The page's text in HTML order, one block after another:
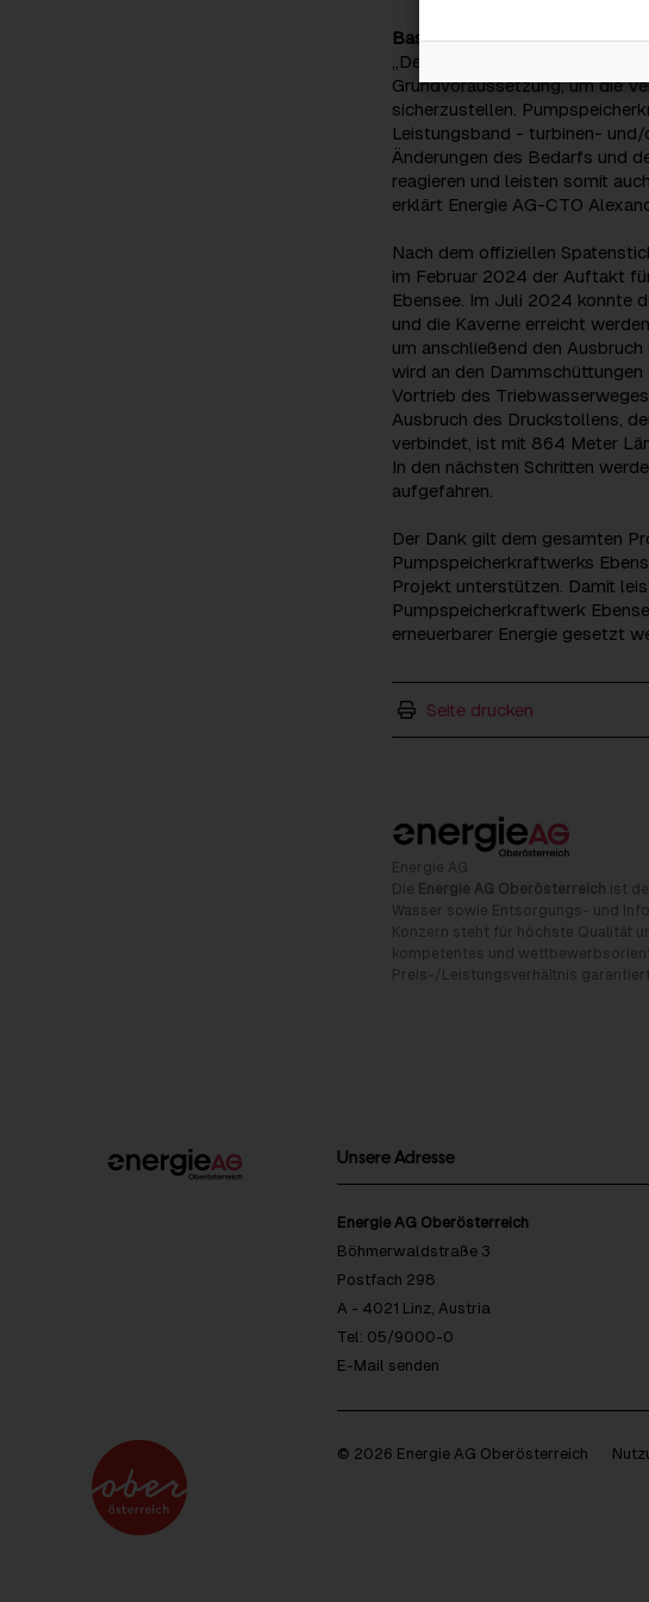
Basis für die erneuerbare
„Der Ausbau von
Grundvoraussetzung, um die
sicherzustellen.
Leistungsband - turbinen- und/
Änderungen des Bedarfs und
reagieren und leisten somit
erklärt Energie AG-CTO
Nach dem offiziellen
im Februar 2024 der Auftakt
Ebensee. Im Juli 2024 konnte
und die Kaverne erreicht
um anschließend den
wird an den
Vortrieb des
Ausbruch des Druckstollens,
verbindet, ist mit 864 Meter
In den nächsten Schritten
aufgefahren.
Der Dank gilt dem gesamten
Pumpspeicherkraftwerks
Projekt unterstützen. Damit
Pumpspeicherkraftwerk
erneuerbarer Energie gesetzt
Seite drucken
Energie AG
Die Energie AG Oberösterreich ist
Wasser sowie Entsorgungs- und
Konzern steht für höchste Qualität
kompetentes und
Preis-/Leistungsverhältnis
Unsere Adresse
Energie AG Oberösterreich
Böhmerwaldstraße 3
Postfach 298
A - 4021 Linz, Austria
Tel: 05/9000-0
E-Mail senden
© 2026 Energie AG Oberösterreich